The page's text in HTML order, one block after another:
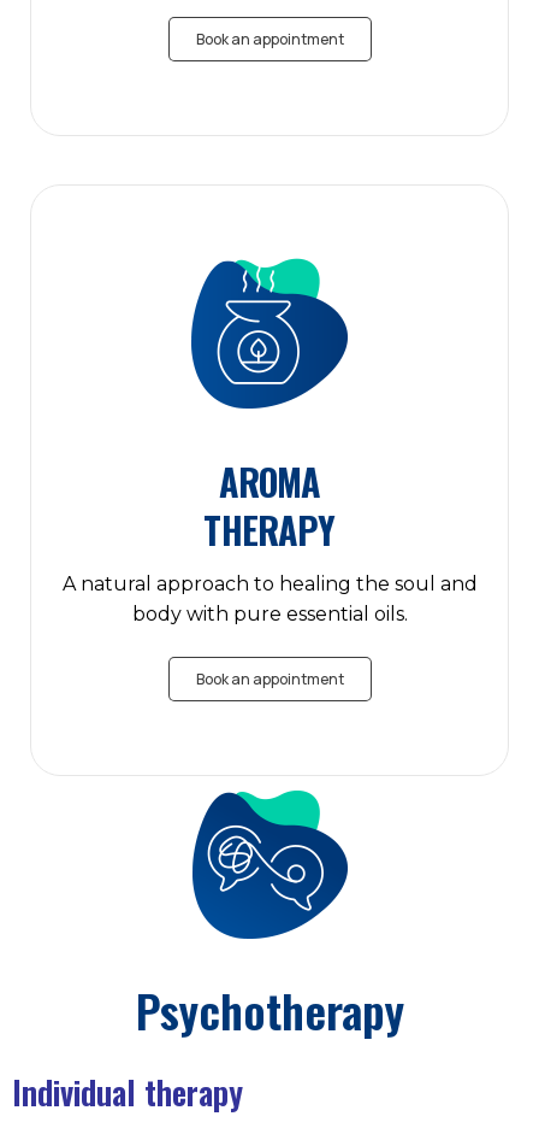
Book an appointment
AROMA
THERAPY
A natural approach to healing the soul and
body with pure essential oils.
Book an appointment
Psychotherapy
Individual therapy